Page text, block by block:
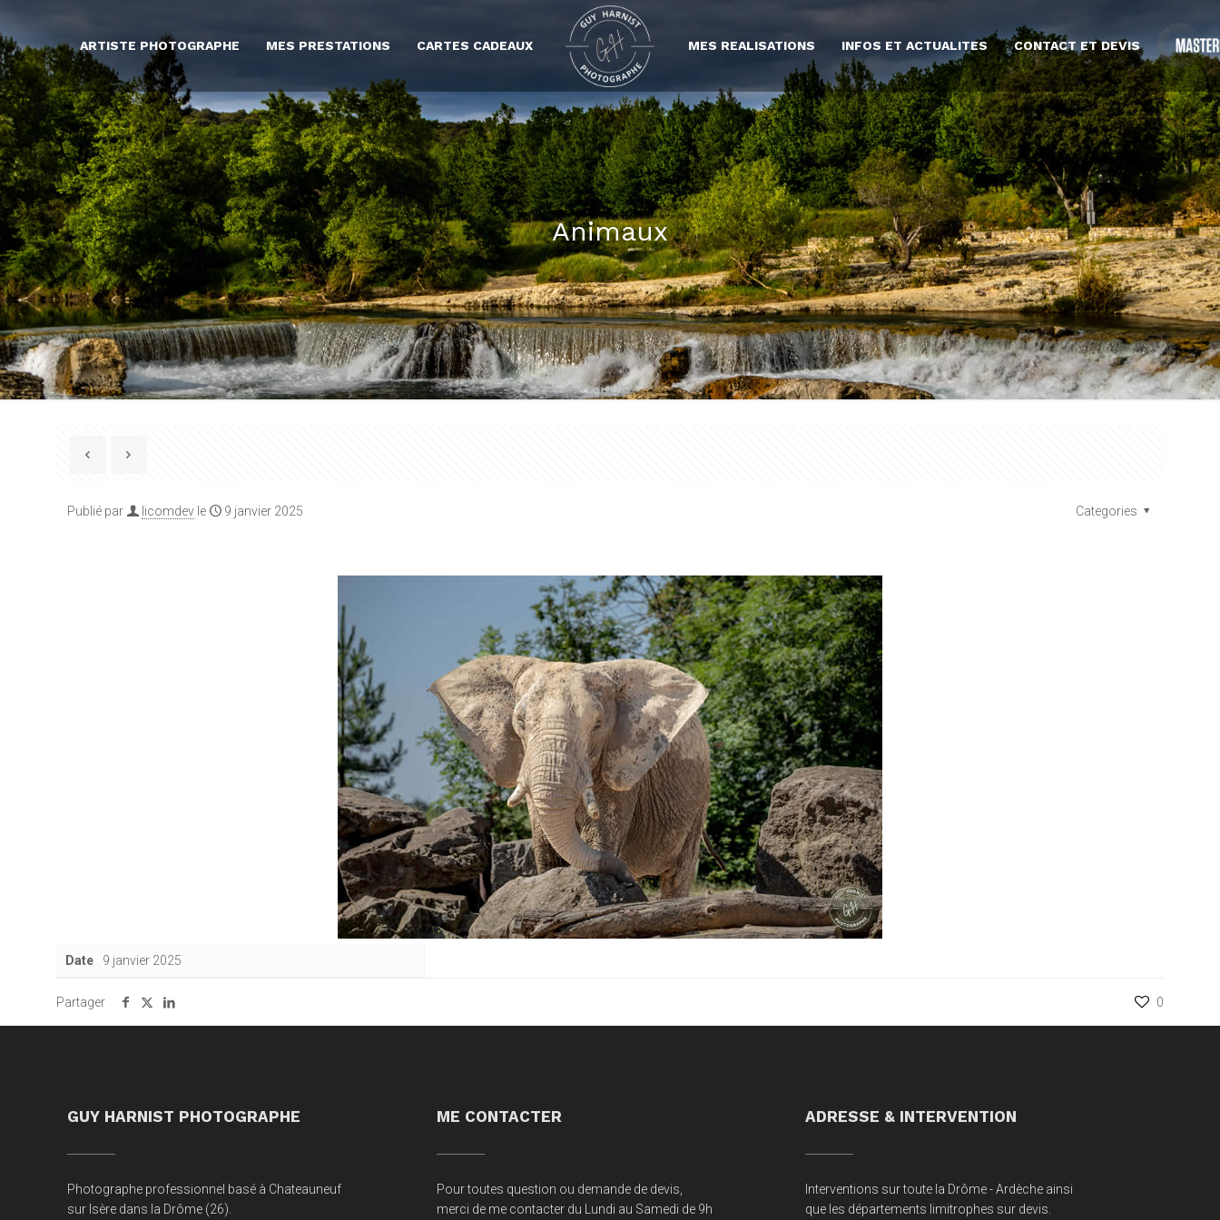
ARTISTE PHOTOGRAPHE MES PRESTATIONS CARTES CADEAUX MES REALISATIONS INFOS ET ACTUALITES CONTACT ET DEVIS
Animaux
Publié par licomdev le 9 janvier 2025 Categories
Date 9 janvier 2025
Partager 0
GUY HARNIST PHOTOGRAPHE
Photographe professionnel basé à Chateauneuf
sur Isère dans la Drôme (26).
ME CONTACTER
Pour toutes question ou demande de devis,
merci de me contacter du Lundi au Samedi de 9h
ADRESSE & INTERVENTION
Interventions sur toute la Drôme - Ardèche ainsi
que les départements limitrophes sur devis.